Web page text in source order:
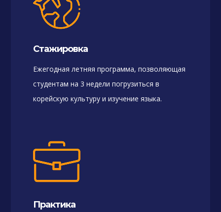
Стажировка
Ежегодная летняя программа, позволяющая
студентам на 3 недели погрузиться в
корейскую культуру и изучение языка.
Практика